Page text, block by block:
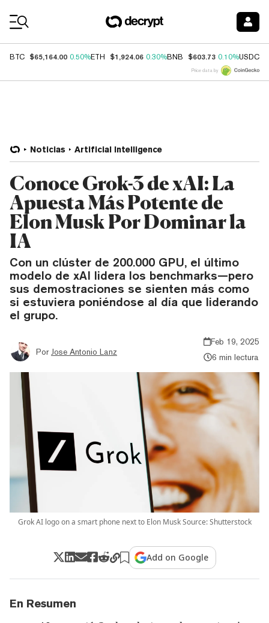
BTC $65,164.00 0.50%ETH $1,924.06 0.30%BNB $603.73 0.10%USDC
Price data by
Noticias Artificial Intelligence
Conoce Grok-3 de xAI: La
Apuesta Más Potente de
Elon Musk Por Dominar la
IA
Con un clúster de 200.000 GPU, el último
modelo de xAI lidera los benchmarks—pero
sus demostraciones se sienten más como
si estuviera poniéndose al día que liderando
el grupo.
Por Jose Antonio Lanz
Feb 19, 2025
6 min lectura
Grok AI logo on a smart phone next to Elon Musk Source: Shutterstock
Add on Google
En Resumen